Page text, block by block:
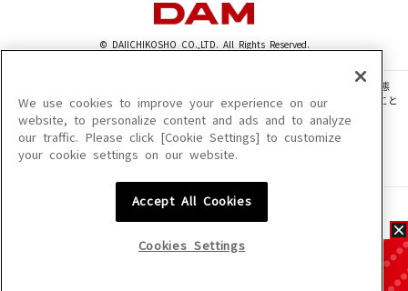
© DAIICHIKOSHO CO.,LTD. All Rights Reserved.
このサイトに掲載されている一切の文章・画像・写真・動画・音声等を、手段や形態
を問わず、著作権法の定める範囲を超えて無断で複製、転載、ファイル化などすること
を禁じます。
楽曲及びコンテンツは、機種によりご利用いただけない場合があります。
楽曲及びコンテンツの配信日、配信内容が変更になる場合があります。
We use cookies to improve your experience on our
website, to personalize content and ads and to analyze
our traffic. Please click [Cookie Settings] to customize
your cookie settings on our website.
Accept All Cookies
Cookies Settings